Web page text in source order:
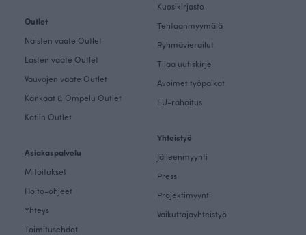
Outlet
Naisten vaate Outlet
Lasten vaate Outlet
Vauvojen vaate Outlet
Kankaat & Ompelu Outlet
Kotiin Outlet
Asiakaspalvelu
Mitoitukset
Hoito-ohjeet
Yhteys
Toimitusehdot
Kuosikirjasto
Tehtaanmyymälä
Ryhmävierailut
Tilaa uutiskirje
Avoimet työpaikat
EU-rahoitus
Yhteistyö
Jälleenmyynti
Press
Projektimyynti
Vaikuttajayhteistyö